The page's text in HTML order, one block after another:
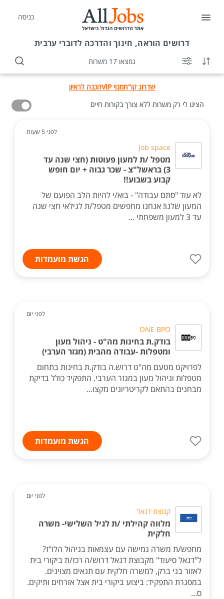
כניסה
דרושים הוראה, חינוך והדרכה לדוברי ערבית
נמצאו 17 משרות
שדרוג קו"חמנוי VIP
הכנה לראיון
הציגו לי רק משרות ללא צורך בקורות חיים
לפני 5 שעות
Job space
מטפל /ת למעון פעוטות (חצי שנה עד
3) בראשל"צ - שכר גבוה + יום חופש
קבוע בשבוע!!
לא עוד "סתם עבודה" - בוא/י להיות הלב הפועם של
המעון שלנו! אנחנו מחפשים מטפל/ת לגילאי חצי שנה
עד 3 למעון משפחתי ...
הגשת מועמדות
לפני יום
ONE BPO
בודק.ת בחינות מה"ט - ניהול מעון
ומטפלות -עבודה מהבית (מגזר הערבי)
לפרויקט מטעם מה"ט דרוש.ה בודק.ת בחינות בתחום
מטפלות וניהול מעון במגזר הערבי. התפקיד כולל בדיקת
מבחנים בהתאם לקריטריונים מקצו...
הגשת מועמדות
לפני יום
קבוצת דנאל
מלווה קהילתי /ת לגיל השלישי- משרה
חלקית
מחפש/ת משרה גמישה עם עצמאות בניהול הלו"ז?
ל"דנאל סיעוד" מקבוצת דנאל דרוש/ה רכז/ת ביקורי בית
לאזור בני ברק, למשרה חלקית עם תנאים מצוינים.
במסגרת התפקיד: ביצוע ביקורי בית אצל אזרחים ותיקים.
ס...